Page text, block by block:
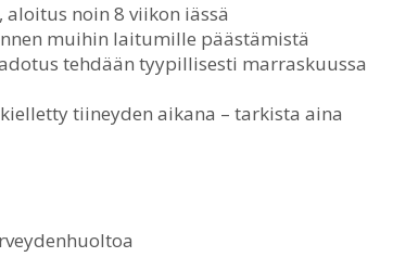
noin 8 viikon iässä
muihin laitumille päästämistä
tehdään tyypillisesti marraskuussa
tiineyden aikana – tarkista aina